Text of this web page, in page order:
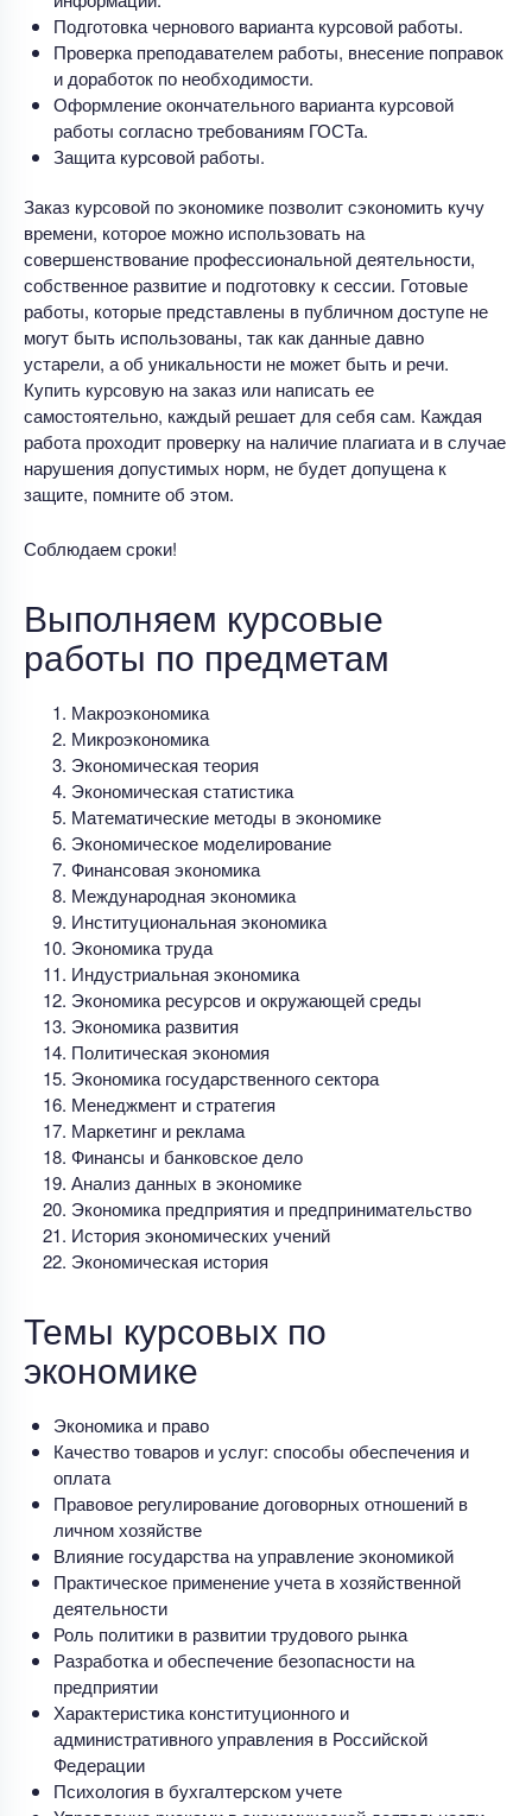
Подготовка чернового варианта курсовой работы.
Проверка преподавателем работы, внесение поправок
и доработок по необходимости.
Оформление окончательного варианта курсовой
работы согласно требованиям ГОСТа.
Защита курсовой работы.
Заказ курсовой по экономике позволит сэкономить кучу
времени, которое можно использовать на
совершенствование профессиональной деятельности,
собственное развитие и подготовку к сессии. Готовые
работы, которые представлены в публичном доступе не
могут быть использованы, так как данные давно
устарели, а об уникальности не может быть и речи.
Купить курсовую на заказ или написать ее
самостоятельно, каждый решает для себя сам. Каждая
работа проходит проверку на наличие плагиата и в случае
нарушения допустимых норм, не будет допущена к
защите, помните об этом.
Соблюдаем сроки!
Выполняем курсовые
работы по предметам
Макроэкономика
Микроэкономика
Экономическая теория
Экономическая статистика
Математические методы в экономике
Экономическое моделирование
Финансовая экономика
Международная экономика
Институциональная экономика
Экономика труда
Индустриальная экономика
Экономика ресурсов и окружающей среды
Экономика развития
Политическая экономия
Экономика государственного сектора
Менеджмент и стратегия
Маркетинг и реклама
Финансы и банковское дело
Анализ данных в экономике
Экономика предприятия и предпринимательство
История экономических учений
Экономическая история
Темы курсовых по
экономике
Экономика и право
Качество товаров и услуг: способы обеспечения и
оплата
Правовое регулирование договорных отношений в
личном хозяйстве
Влияние государства на управление экономикой
Практическое применение учета в хозяйственной
деятельности
Роль политики в развитии трудового рынка
Разработка и обеспечение безопасности на
предприятии
Характеристика конституционного и
административного управления в Российской
Федерации
Психология в бухгалтерском учете